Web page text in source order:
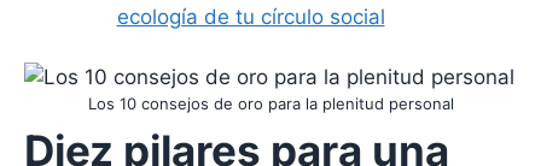
ecología de tu círculo social
Los 10 consejos de oro para la plenitud personal
Diez pilares para una